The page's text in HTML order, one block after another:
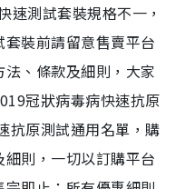
速測試套裝規格不一，
裝前請留意售賣平台
、條款及細則，大家
冠狀病毒病快速抗原
抗原測試通用名單，購
則，一切以訂購平台